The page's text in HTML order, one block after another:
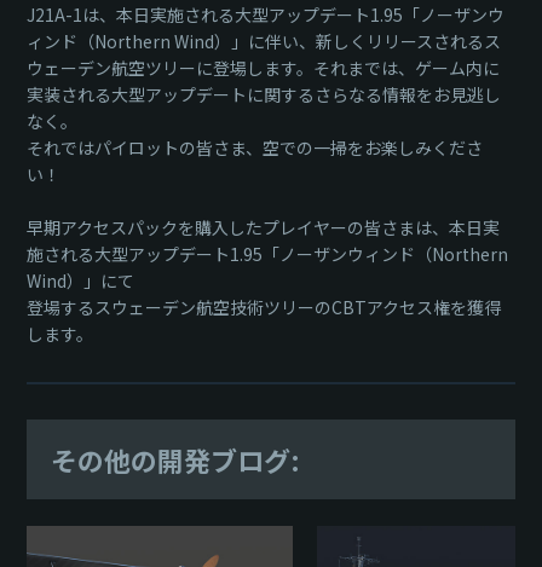
J21A-1は、本日実施される大型アップデート1.95「ノーザンウ
ィンド（Northern Wind）」に伴い、新しくリリースされるス
ウェーデン航空ツリーに登場します。それまでは、ゲーム内に
実装される大型アップデートに関するさらなる情報をお見逃し
なく。
それではパイロットの皆さま、空での一掃をお楽しみくださ
い！
早期アクセスパックを購入したプレイヤーの皆さまは、本日実
施される大型アップデート1.95「ノーザンウィンド（Northern
Wind）」にて
登場するスウェーデン航空技術ツリーのCBTアクセス権を獲得
します。
その他の開発ブログ: